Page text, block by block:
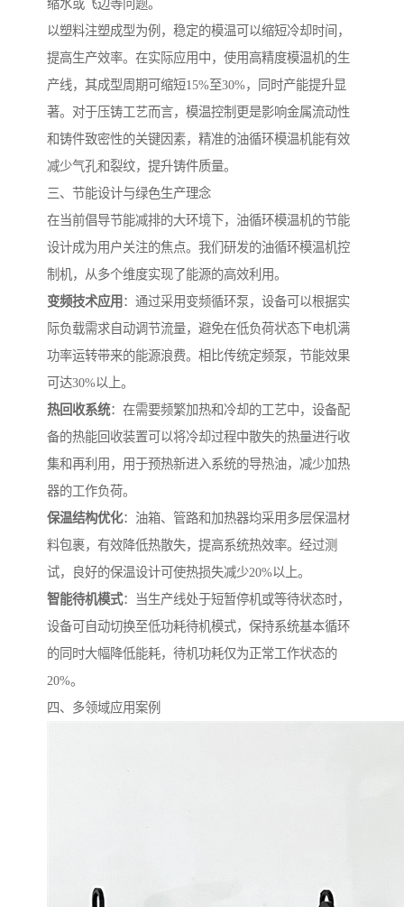
缩水或飞边等问题。
以塑料注塑成型为例，稳定的模温可以缩短冷却时间，
提高生产效率。在实际应用中，使用高精度模温机的生
产线，其成型周期可缩短15%至30%，同时产能提升显
著。对于压铸工艺而言，模温控制更是影响金属流动性
和铸件致密性的关键因素，精准的油循环模温机能有效
减少气孔和裂纹，提升铸件质量。
三、节能设计与绿色生产理念
在当前倡导节能减排的大环境下，油循环模温机的节能
设计成为用户关注的焦点。我们研发的油循环模温机控
制机，从多个维度实现了能源的高效利用。
变频技术应用 ：通过采用变频循环泵，设备可以根据实
际负载需求自动调节流量，避免在低负荷状态下电机满
功率运转带来的能源浪费。相比传统定频泵，节能效果
可达30%以上。
热回收系统：在需要频繁加热和冷却的工艺中，设备配
备的热能回收装置可以将冷却过程中散失的热量进行收
集和再利用，用于预热新进入系统的导热油，减少加热
器的工作负荷。
保温结构优化：油箱、管路和加热器均采用多层保温材
料包裹，有效降低热散失，提高系统热效率。经过测
试，良好的保温设计可使热损失减少20%以上。
智能待机模式：当生产线处于短暂停机或等待状态时，
设备可自动切换至低功耗待机模式，保持系统基本循环
的同时大幅降低能耗，待机功耗仅为正常工作状态的
20%。
四、多领域应用案例